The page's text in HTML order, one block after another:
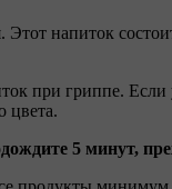
Этот напиток
при гриппе.
цвета.
5 минут,